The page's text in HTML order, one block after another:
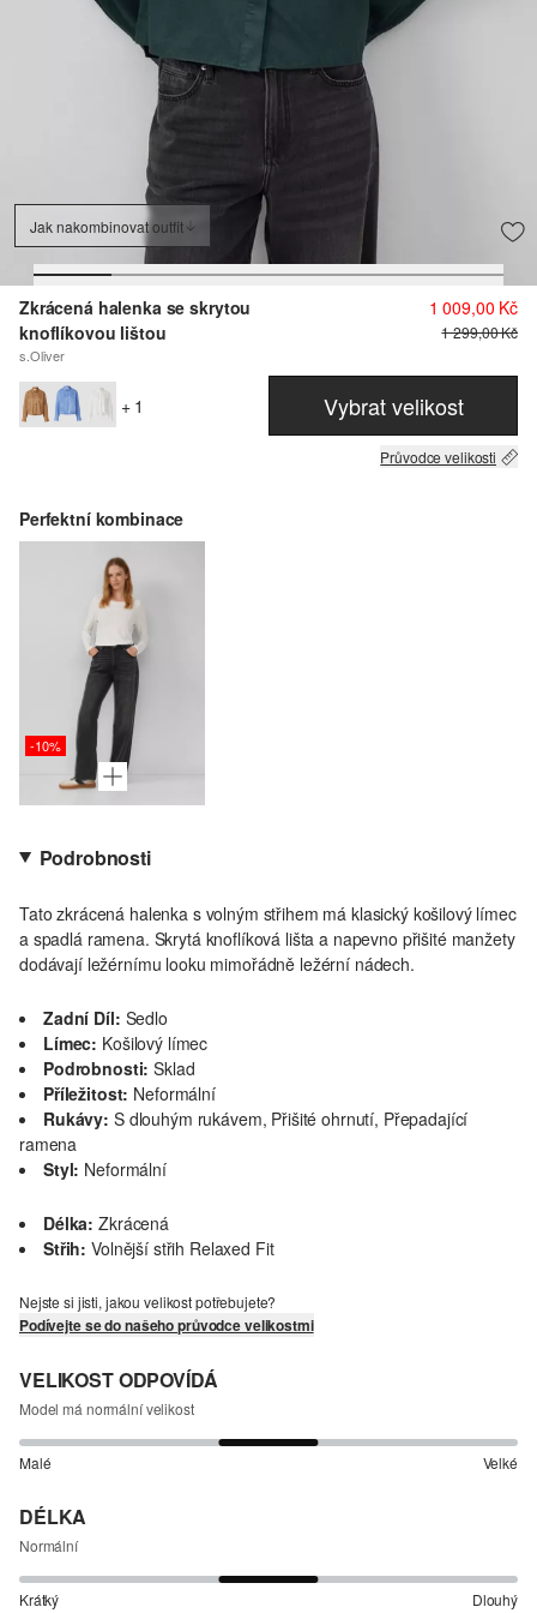
Jak nakombinovat outfit
Zkrácená halenka se skrytou
knoflíkovou lištou
s.Oliver
1 009,00 Kč
1 299,00 Kč
+ 1 Vybrat velikost
Průvodce velikosti
Perfektní kombinace
-10%
Podrobnosti
Tato zkrácená halenka s volným střihem má klasický košilový límec
a spadlá ramena. Skrytá knoflíková lišta a napevno přišité manžety
dodávají ležérnímu looku mimořádně ležérní nádech.
Zadní Díl: Sedlo
Límec: Košilový límec
Podrobnosti: Sklad
Příležitost: Neformální
Rukávy: S dlouhým rukávem, Přišité ohrnutí, Přepadající
ramena
Styl: Neformální
Délka: Zkrácená
Střih: Volnější střih Relaxed Fit
Nejste si jisti, jakou velikost potřebujete?
Podívejte se do našeho průvodce velikostmi
VELIKOST ODPOVÍDÁ
Model má normální velikost
Malé Velké
DÉLKA
Normální
Krátký Dlouhý